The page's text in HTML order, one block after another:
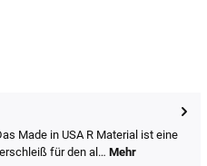
Made in USA R Material ist eine
für den al… Mehr